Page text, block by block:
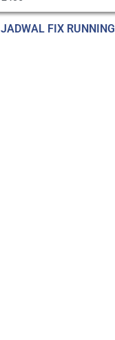
JADWAL FIX RUNNING